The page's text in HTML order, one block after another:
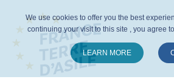
We use cookies to offer you the best
continuing your visit to this site , you agree
LEARN MORE